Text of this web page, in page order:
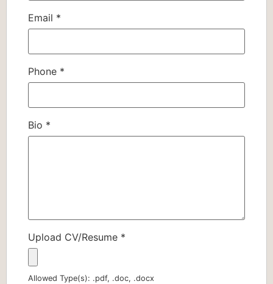
Email *
Phone *
Bio *
Upload CV/Resume *
Allowed Type(s): .pdf, .doc, .docx